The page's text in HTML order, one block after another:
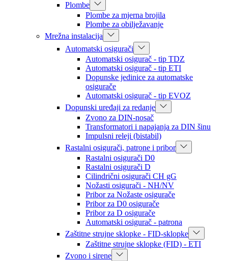
Plombe
Plombe za mjerna brojila
Plombe za obilježavanje
Mrežna instalacija
Automatski osigurači
Automatski osigurač - tip TDZ
Automatski osigurač - tip ETI
Dopunske jedinice za automatske
osigurače
Automatski osigurač - tip EVOZ
Dopunski uređaji za redanje
Zvono za DIN-nosač
Transformatori i napajanja za DIN šinu
Impulsni releji (bistabil)
Rastalni osigurači, patrone i pribor
Rastalni osigurači D0
Rastalni osigurači D
Cilindrični osigurači CH gG
Nožasti osigurači - NH/NV
Pribor za Nožaste osigurače
Pribor za D0 osigurače
Pribor za D osigurače
Automatski osigurač - patrona
Zaštitne strujne sklopke - FID-sklopke
Zaštitne strujne sklopke (FID) - ETI
Zvono i sirene